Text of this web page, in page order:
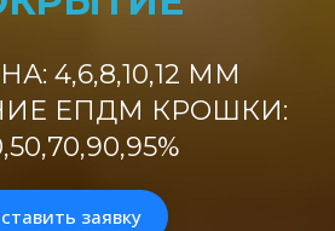
4,6,8,10,12 ММ
ЕПДМ КРОШКИ:
заявку